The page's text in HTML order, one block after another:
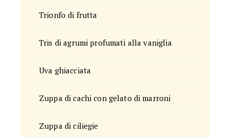
Trionfo di frutta
Tris di agrumi profumati alla vaniglia
Uva ghiacciata
Zuppa di cachi con gelato di marroni
Zuppa di ciliegie